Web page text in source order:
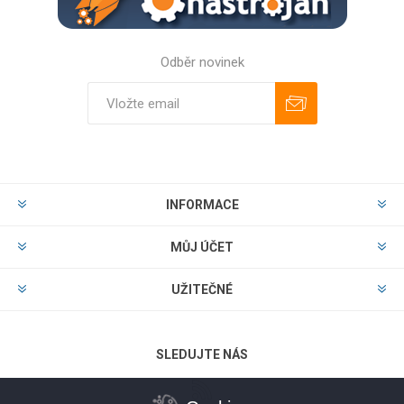
Odběr novinek
INFORMACE
MŮJ ÚČET
UŽITEČNÉ
SLEDUJTE NÁS